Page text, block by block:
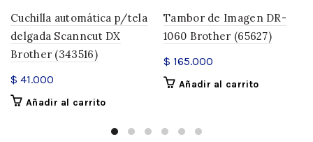
Cuchilla automática p/tela
delgada Scanncut DX
Brother (343516)
$ 41.000
Añadir al carrito
Tambor de Imagen DR-
1060 Brother (65627)
$ 165.000
Añadir al carrito